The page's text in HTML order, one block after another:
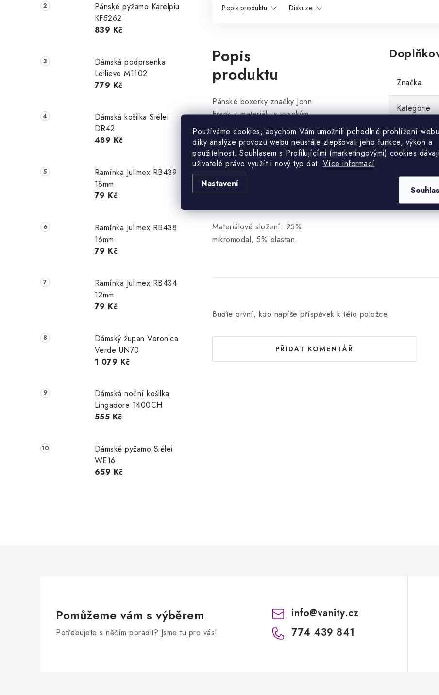
Používáme cookies, abychom Vám umožnili pohodlné prohlížení
díky analýze provozu webu neustále zlepšovali jeho funkce, výkon a
použitelnost. Souhlasem s Profilujícími (marketingovými) cookies
uživatelé právo využít i nový typ dat. Více informací
Nastavení
Pánské pyžamo Karelpiu
KF5262
839 Kč
Dámská podprsenka
Leilieve M1102
779 Kč
Dámská košilka Siélei
DR42
489 Kč
Ramínka Julimex RB439
18mm
79 Kč
Ramínka Julimex RB438
16mm
79 Kč
Ramínka Julimex RB434
12mm
79 Kč
Dámský župan Veronica
Verde UN70
1 079 Kč
Dámská noční košilka
Lingadore 1400CH
555 Kč
Dámské pyžamo Siélei
WE16
659 Kč
Popis produktu Diskuze
Popis
produktu
Pánské boxerky značky John
Frank z materiálu s vysokým
obsahem modalu. Boxerky jsou
velmi příjemné, pohodlné při
nošení a vzdušné. V pase je
pohodlná širší guma s logem
po obvodu. Balení obsahuje
troje boxerky v různých
Materiálové složení: 95%
mikromodal, 5% elastan.
Značka
Kategorie
EAN
Velikost
Buďte první, kdo napíše příspěvek k této položce.
PŘIDAT KOMENTÁŘ
Pomůžeme vám s výběrem
Potřebujete s něčím poradit? Jsme tu pro vás!
info@vanity.cz
774 439 841